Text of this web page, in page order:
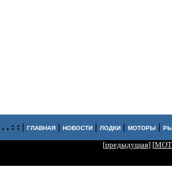
. . : : | ГЛАВНАЯ | НОВОСТИ | ЛОДКИ | МОТОРЫ |
[предыдущая] [